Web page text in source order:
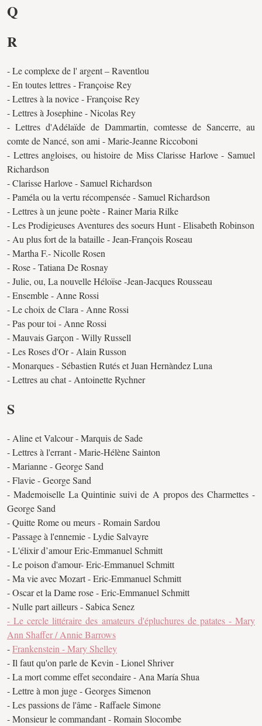
Q
R
- Le complexe de l' argent – Raventlou
- En toutes lettres - Françoise Rey
- Lettres à la novice - Françoise Rey
- Lettres à Josephine - Nicolas Rey
- Lettres d'Adélaïde de Dammartin, comtesse de Sancerre, au
comte de Nancé, son ami - Marie-Jeanne Riccoboni
- Lettres angloises, ou histoire de Miss Clarisse Harlove - Samuel
Richardson
- Clarisse Harlove - Samuel Richardson
- Paméla ou la vertu récompensée - Samuel Richardson
- Lettres à un jeune poète - Rainer Maria Rilke
- Les Prodigieuses Aventures des soeurs Hunt - Elisabeth Robinson
- Au plus fort de la bataille - Jean-François Roseau
- Martha F.- Nicolle Rosen
- Rose - Tatiana De Rosnay
- Julie, ou, La nouvelle Héloïse -Jean-Jacques Rousseau
- Ensemble - Anne Rossi
- Le choix de Clara - Anne Rossi
- Pas pour toi - Anne Rossi
- Mauvais Garçon - Willy Russell
- Les Roses d'Or - Alain Russon
- Monarques - Sébastien Rutés et Juan Hernàndez Luna
- Lettres au chat - Antoinette Rychner
S
- Aline et Valcour - Marquis de Sade
- Lettres à l'errant - Marie-Hélène Sainton
- Marianne - George Sand
- Flavie - George Sand
- Mademoiselle La Quintinie suivi de A propos des Charmettes -
George Sand
- Quitte Rome ou meurs - Romain Sardou
- Passage à l'ennemie - Lydie Salvayre
- L'élixir d’amour Eric-Emmanuel Schmitt
- Le poison d'amour- Eric-Emmanuel Schmitt
- Ma vie avec Mozart - Eric-Emmanuel Schmitt
- Oscar et la Dame rose - Eric-Emmanuel Schmitt
- Nulle part ailleurs - Sabica Senez
- Le cercle littéraire des amateurs d'épluchures de patates - Mary
Ann Shaffer / Annie Barrows
-Frankenstein - Mary Shelley
- Il faut qu'on parle de Kevin - Lionel Shriver
- La mort comme effet secondaire - Ana María Shua
- Lettre à mon juge - Georges Simenon
- Les passions de l'âme - Raffaele Simone
- Monsieur le commandant - Romain Slocombe